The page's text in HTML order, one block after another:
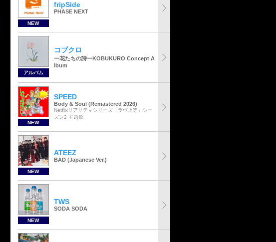
NEW
fripSide
PHASE NEXT
アルバム
コブクロ
ー花たちの詩ーKOBUKURO Concept A
lbum
NEW
SPEED
Body & Soul (Remastered 2026)
Netflixリアリティシリーズ「ラヴ上等」シー
ズン2 主題歌
NEW
ATEEZ
BAD (Japanese Ver.)
NEW
TWS
SODA SODA